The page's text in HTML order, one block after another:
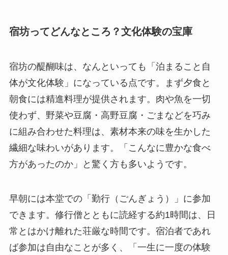
宿坊ってどんなところ？文化体験の宝庫
宿坊の醍醐味は、なんといっても「泊まること自
体が文化体験」になっている点です。まず夕食と
朝食には精進料理が提供されます。肉や魚を一切
使わず、野菜や豆腐・高野豆腐・ごまなどを巧み
に組み合わせた料理は、素材本来の味を生かした
繊細な味わいがあります。「こんなに豊かな食べ
方があったのか」と驚く方も多いようです。
早朝には本堂での「勤行（ごんぎょう）」に参加
できます。修行僧とともに読経する約1時間は、日
常とはかけ離れた荘厳な時間です。宿泊者であれ
ば参加は自由なことが多く、「一生に一度の体験